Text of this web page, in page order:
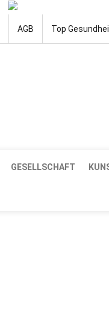
AGB Top
GESELLSCHAFT